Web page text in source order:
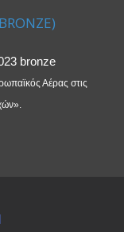
Αέρας στις